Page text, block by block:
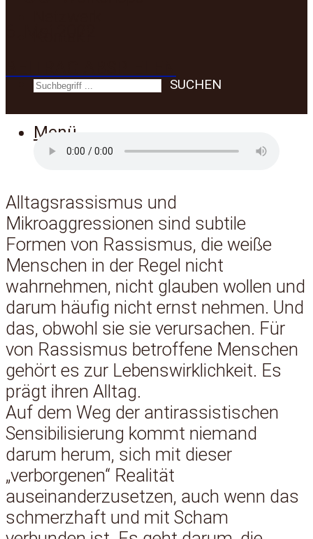
SUCHEN
Menü
Alltagsrassismus und
Mikroaggressionen sind subtile
Formen von Rassismus, die weiße
Menschen in der Regel nicht
wahrnehmen, nicht glauben wollen und
darum häufig nicht ernst nehmen. Und
das, obwohl sie sie verursachen. Für
von Rassismus betroffene Menschen
gehört es zur Lebenswirklichkeit. Es
prägt ihren Alltag.
Auf dem Weg der antirassistischen
Sensibilisierung kommt niemand
darum herum, sich mit dieser
„verborgenen“ Realität
auseinanderzusetzen, auch wenn das
schmerzhaft und mit Scham